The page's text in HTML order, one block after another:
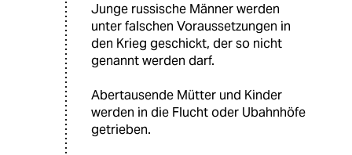
Junge russische Männer werden
unter falschen Voraussetzungen in
den Krieg geschickt, der so nicht
genannt werden darf.
Abertausende Mütter und Kinder
werden in die Flucht oder Ubahnhöfe
getrieben.